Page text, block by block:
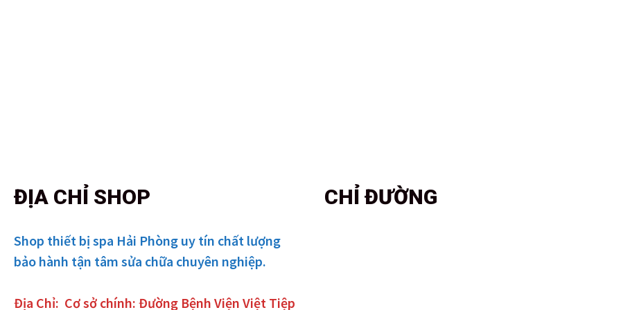
ĐỊA CHỈ SHOP
Shop thiết bị spa Hải Phòng uy tín chất lượng
bảo hành tận tâm sửa chữa chuyên nghiệp.
Địa Chỉ: Cơ sở chính: Đường Bệnh Viện Việt Tiệp
CHỈ ĐƯỜNG